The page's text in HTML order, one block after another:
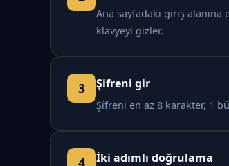
Ana sayfadaki giriş alanına
klavyeyi gizler.
Şifreni gir
Şifreni en az 8 karakter, 1
İki adımlı doğrulama